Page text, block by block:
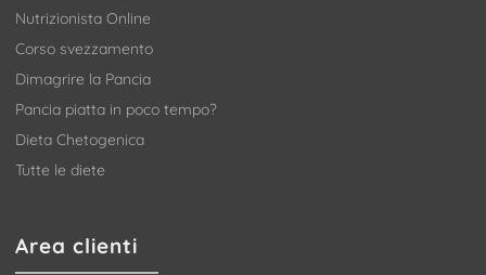
Nutrizionista Online
Corso svezzamento
Dimagrire la Pancia
Pancia piatta in poco tempo?
Dieta Chetogenica
Tutte le diete
Area clienti